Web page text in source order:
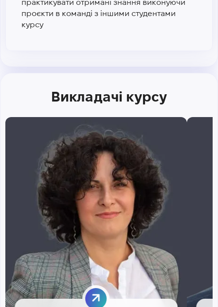
практикувати отримані знання виконуючи
проєкти в команді з іншими студентами
курсу
Викладачі курсу